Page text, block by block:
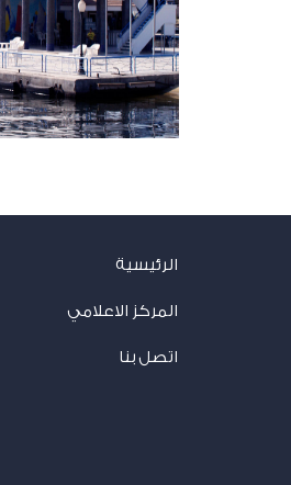
الرئيسية
المركز الاعلامي
اتصل بنا